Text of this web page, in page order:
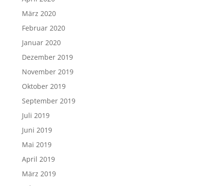
März 2020
Februar 2020
Januar 2020
Dezember 2019
November 2019
Oktober 2019
September 2019
Juli 2019
Juni 2019
Mai 2019
April 2019
März 2019